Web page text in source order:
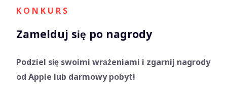
K O N K U R S
Zamelduj się po nagrody
Podziel się swoimi wrażeniami i zgarnij nagrody
od Apple lub darmowy pobyt!